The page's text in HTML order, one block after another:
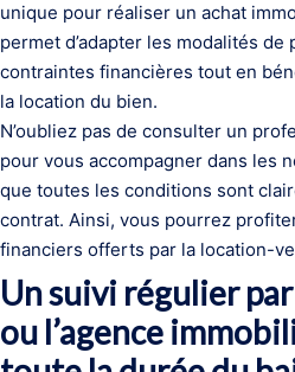
unique pour réaliser un achat
permet d’adapter les modalités
contraintes financières tout en
la location du bien.
N’oubliez pas de consulter un
pour vous accompagner dans les
que toutes les conditions sont
contrat. Ainsi, vous pourrez
financiers offerts par la location-
Un suivi régulier
ou l’agence